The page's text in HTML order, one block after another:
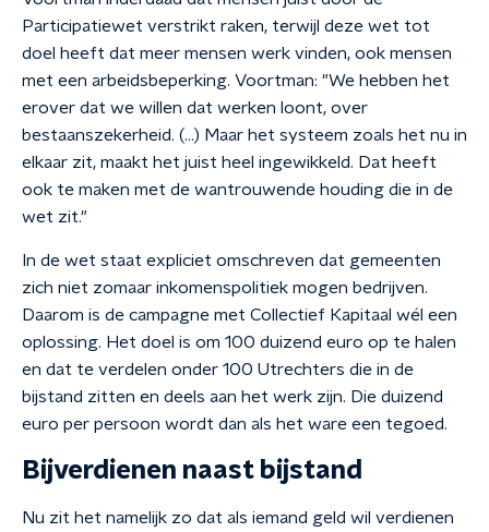
Participatiewet verstrikt raken, terwijl deze wet tot
doel heeft dat meer mensen werk vinden, ook mensen
met een arbeidsbeperking. Voortman: "We hebben het
erover dat we willen dat werken loont, over
bestaanszekerheid. (...) Maar het systeem zoals het nu in
elkaar zit, maakt het juist heel ingewikkeld. Dat heeft
ook te maken met de wantrouwende houding die in de
wet zit."
In de wet staat expliciet omschreven dat gemeenten
zich niet zomaar inkomenspolitiek mogen bedrijven.
Daarom is de campagne met Collectief Kapitaal wél een
oplossing. Het doel is om 100 duizend euro op te halen
en dat te verdelen onder 100 Utrechters die in de
bijstand zitten en deels aan het werk zijn. Die duizend
euro per persoon wordt dan als het ware een tegoed.
Bijverdienen naast bijstand
Nu zit het namelijk zo dat als iemand geld wil verdienen